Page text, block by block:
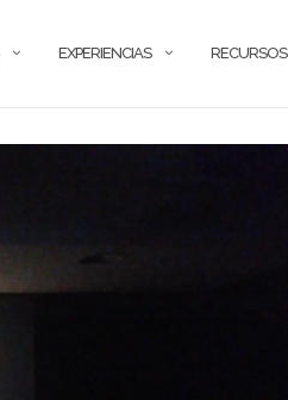
EXPERIENCIAS RECURSOS